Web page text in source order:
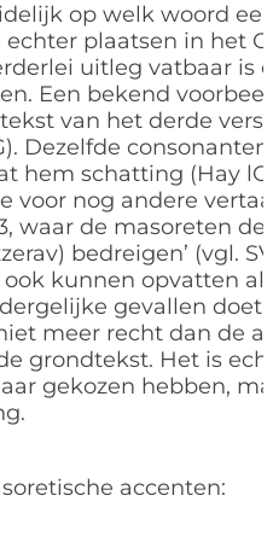
op welk woord
plaatsen in het
uitleg vatbaar is
Een bekend
van het derde
Dezelfde
hem schatting (Hay
voor nog andere
waar de masoreten
bedreigen’ (vgl.
kunnen opvatten
gevallen doet
meer recht dan de
grondtekst. Het is
gekozen hebben,
accenten: